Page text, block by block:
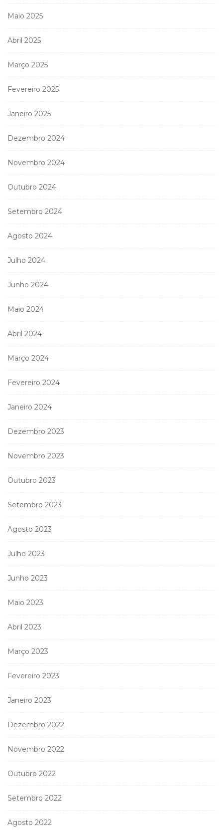
Maio 2025
Abril 2025
Março 2025
Fevereiro 2025
Janeiro 2025
Dezembro 2024
Novembro 2024
Outubro 2024
Setembro 2024
Agosto 2024
Julho 2024
Junho 2024
Maio 2024
Abril 2024
Março 2024
Fevereiro 2024
Janeiro 2024
Dezembro 2023
Novembro 2023
Outubro 2023
Setembro 2023
Agosto 2023
Julho 2023
Junho 2023
Maio 2023
Abril 2023
Março 2023
Fevereiro 2023
Janeiro 2023
Dezembro 2022
Novembro 2022
Outubro 2022
Setembro 2022
Agosto 2022